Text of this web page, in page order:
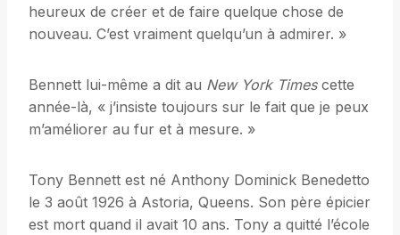
heureux de créer et de faire quelque chose de
nouveau. C’est vraiment quelqu’un à admirer. »
Bennett lui-même a dit au New York Timescette
année-là, « j’insiste toujours sur le fait que je peux
m’améliorer au fur et à mesure. »
Tony Bennett est né Anthony Dominick Benedetto
le 3 août 1926 à Astoria, Queens. Son père épicier
est mort quand il avait 10 ans. Tony a quitté l’école